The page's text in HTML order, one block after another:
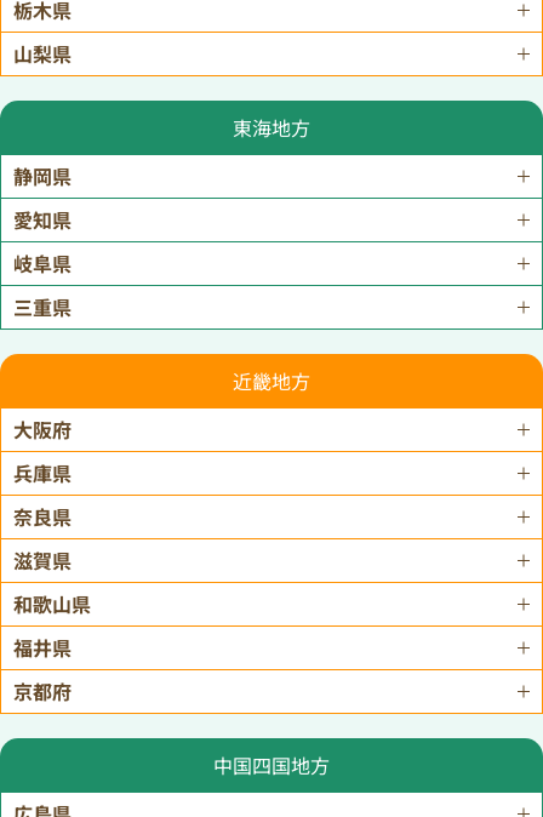
栃木県
山梨県
東海地方
静岡県
愛知県
岐阜県
三重県
近畿地方
大阪府
兵庫県
奈良県
滋賀県
和歌山県
福井県
京都府
中国四国地方